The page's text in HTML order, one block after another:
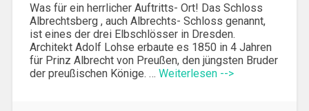
Was für ein herrlicher Auftritts- Ort! Das Schloss
Albrechtsberg , auch Albrechts- Schloss genannt,
ist eines der drei Elbschlösser in Dresden.
Architekt Adolf Lohse erbaute es 1850 in 4 Jahren
für Prinz Albrecht von Preußen, den jüngsten Bruder
der preußischen Könige. … Weiterlesen -->